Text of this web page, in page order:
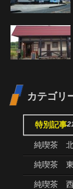
カテゴリ
特別記事
純喫茶
純喫茶
純喫茶